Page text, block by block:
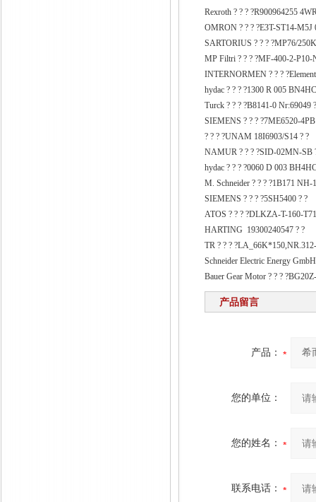
Rexroth ? ? ? ?R900964255
OMRON ? ? ? ?E3T-ST14-M5J
SARTORIUS ? ? ? ?MP76/
MP Filtri ? ? ? ?MF-400-2-P10-
INTERNORMEN ? ? ?
hydac ? ? ? ?1300 R 005
Turck ? ? ? ?B8141-0 Nr:69049
SIEMENS ? ? ? ?7ME6520-
? ? ? ?UNAM 18I6903/S14 ? ?
NAMUR ? ? ? ?SID-02MN-SB
hydac ? ? ? ?0060 D 003
M. Schneider ? ? ? ?1B171
SIEMENS ? ? ? ?5SH5400 ? ?
ATOS ? ? ? ?DLKZA-T-160-
HARTING 19300240547 ? ?
TR ? ? ?
Schneider Electric Energy
Bauer Gear Motor ? ? ?
产品留言
产品：
您的单位：
您的姓名：
联系电话：